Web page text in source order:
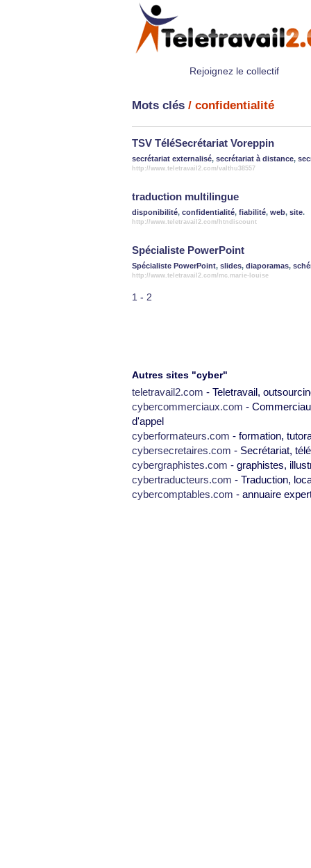
Rejoignez le collectif
Mots clés / confidentialité
TSV TéléSecrétariat Voreppin
secrétariat externalisé, secrétariat à distance,
http://www.teletravail2.com/valthu38557
traduction multilingue
disponibilité, confidentialité, fiabilité, web, site.
http://www.teletravail2.com/htndiscount
Spécialiste PowerPoint
Spécialiste PowerPoint, slides, diaporamas,
http://www.teletravail2.com/mc.marie-louise
1 - 2
Autres sites "cyber"
teletravail2.com - Teletravail,
cybercommerciaux.com -
d'appel
cyberformateurs.com - formation,
cybersecretaires.com - Secrétariat,
cybergraphistes.com - graphistes,
cybertraducteurs.com - Traduction,
cybercomptables.com - annuaire